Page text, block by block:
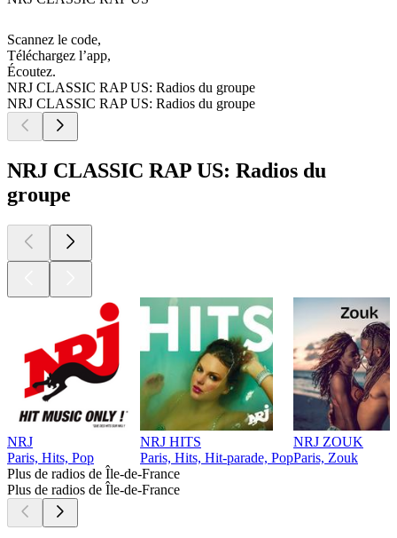
Scannez le code,
Téléchargez l’app,
Écoutez.
NRJ CLASSIC RAP US: Radios du groupe
NRJ CLASSIC RAP US: Radios du groupe
NRJ CLASSIC RAP US: Radios du
groupe
NRJ
Paris, Hits, Pop
NRJ HITS
Paris, Hits, Hit-parade, Pop
NRJ ZOUK
Paris, Zouk
Plus de radios de Île-de-France
Plus de radios de Île-de-France